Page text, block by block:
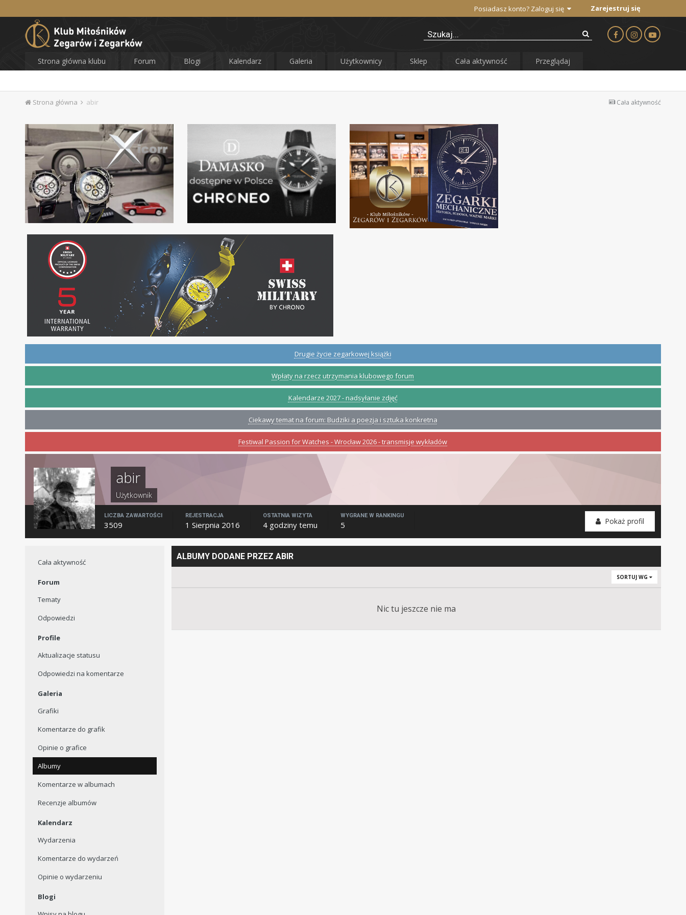
Posiadasz konto? Zaloguj się Zarejestruj się
Strona główna klubu Forum Blogi Kalendarz Galeria Użytkownicy Sklep Cała aktywność Przeglądaj
Cała aktywność
Strona główna abir
Drugie życie zegarkowej książki
Wpłaty na rzecz utrzymania klubowego forum
Kalendarze 2027 - nadsyłanie zdjęć
Ciekawy temat na forum: Budziki a poezja i sztuka konkretna
Festiwal Passion for Watches - Wrocław 2026 - transmisje wykładów
abir
Użytkownik
Pokaż profil
LICZBA ZAWARTOŚCI
3509
REJESTRACJA
1 Sierpnia 2016
OSTATNIA WIZYTA
4 godziny temu
WYGRANE W RANKINGU
5
Cała aktywność
Forum
Tematy
Odpowiedzi
Profile
Aktualizacje statusu
Odpowiedzi na komentarze
Galeria
Grafiki
Komentarze do grafik
Opinie o grafice
Albumy
Komentarze w albumach
Recenzje albumów
Kalendarz
Wydarzenia
Komentarze do wydarzeń
Opinie o wydarzeniu
Blogi
ALBUMY DODANE PRZEZ ABIR
SORTUJ WG
Nic tu jeszcze nie ma